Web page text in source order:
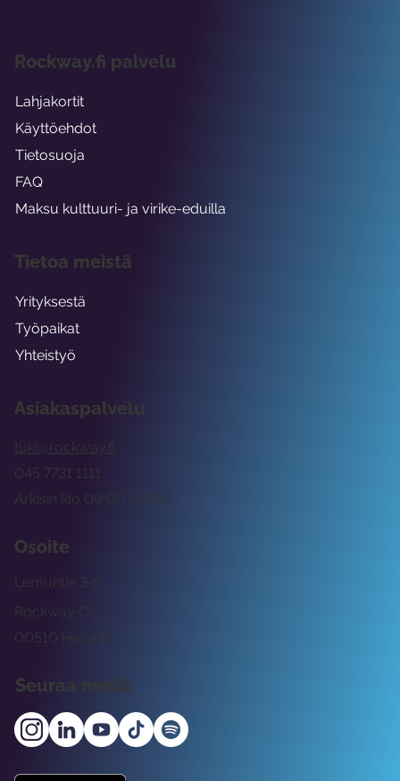
Asiakaspalvelu
tuki@rockway.fi
Arkisin klo 09:00 -15:00
045 7731 1111
Osoite
Rockway Oy
Lemuntie 3-5
00510 Helsinki
Seuraa meitä
Rockway.fi palvelu
Lahjakortit
Käyttöehdot
Tietosuoja
FAQ
Maksu kulttuuri- ja virike-eduilla
Tietoa meistä
Yrityksestä
Työpaikat
Yhteistyö